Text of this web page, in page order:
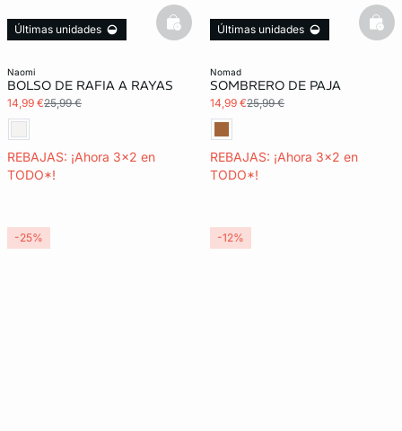
naomi
BOLSO DE RAFIA A RAYAS
14,99 €25,99 €
REBAJAS: ¡Ahora 3x2 en
TODO*!
Últimas unidades
basketfull
nomad
SOMBRERO DE PAJA
14,99 €25,99 €
REBAJAS: ¡Ahora 3x2 en
TODO*!
Últimas unidades
-25% -12%